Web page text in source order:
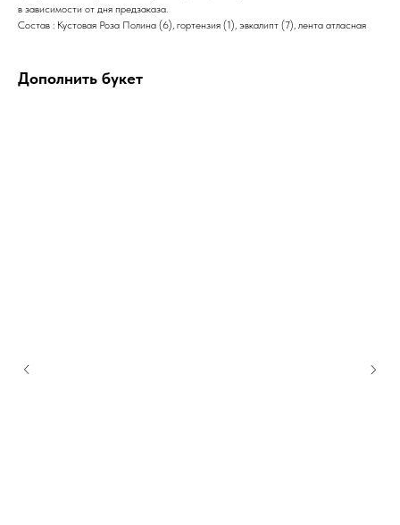
в зависимости от дня предзаказа.
Состав : Кустовая Роза Полина (6), гортензия (1), эвкалипт (7), лента атласная
Дополнить букет